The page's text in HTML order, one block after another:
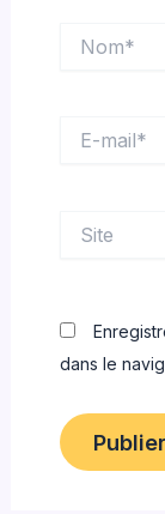
mail*
dans le